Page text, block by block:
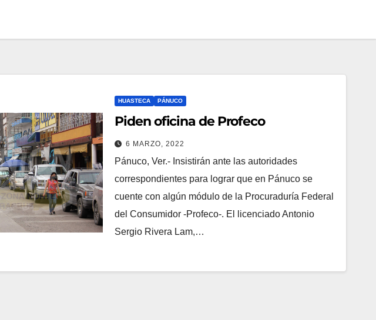
HUASTECA PÁNUCO
Piden oficina de Profeco
6 MARZO, 2022
Pánuco, Ver.- Insistirán ante las autoridades
correspondientes para lograr que en Pánuco se
cuente con algún módulo de la Procuraduría Federal
del Consumidor -Profeco-. El licenciado Antonio
Sergio Rivera Lam,…